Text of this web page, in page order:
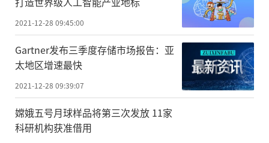
2021-12-28 09:45:00
Gartner发布三季度存储市场报告：亚
太地区增速最快
2021-12-28 09:39:07
嫦娥五号月球样品将第三次发放 11家
科研机构获准借用